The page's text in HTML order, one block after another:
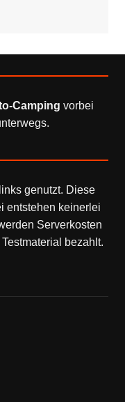
Camping vorbei
genutzt. Diese
entstehen keinerlei
Serverkosten
bezahlt.